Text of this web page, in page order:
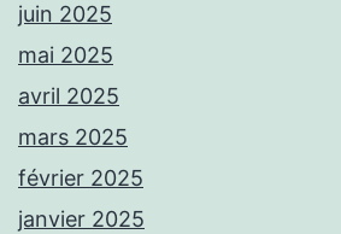
juin 2025
mai 2025
avril 2025
mars 2025
février 2025
janvier 2025